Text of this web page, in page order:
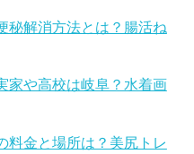
秘解消方法とは？腸活ね
家や高校は岐阜？水着画
料金と場所は？美尻トレ